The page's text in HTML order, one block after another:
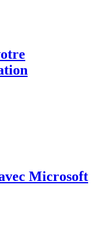
Microsoft